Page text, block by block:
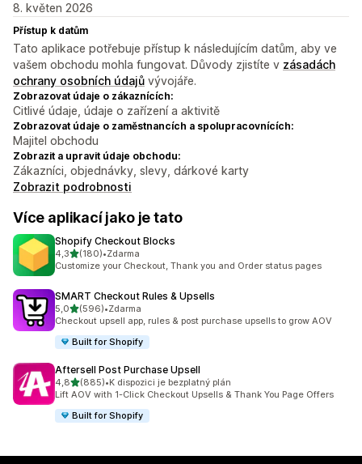
8. květen 2026
Přístup k datům
Tato aplikace potřebuje přístup k následujícím datům, aby ve
vašem obchodu mohla fungovat. Důvody zjistíte v zásadách
ochrany osobních údajů vývojáře.
Zobrazovat údaje o zákaznících:
Citlivé údaje, údaje o zařízení a aktivitě
Zobrazovat údaje o zaměstnancích a spolupracovnících:
Majitel obchodu
Zobrazit a upravit údaje obchodu:
Zákazníci, objednávky, slevy, dárkové karty
Zobrazit podrobnosti
Více aplikací jako je tato
Shopify Checkout Blocks
4,3z 5 hvězd
(180)
Celkový počet recenzí: 180
•Zdarma
Customize your Checkout, Thank you and Order status pages
SMART Checkout Rules & Upsells
5,0z 5 hvězd
(596)
Celkový počet recenzí: 596
•Zdarma
Checkout upsell app, rules & post purchase upsells to grow AOV
Built for Shopify
Aftersell Post Purchase Upsell
4,8z 5 hvězd
(885)
Celkový počet recenzí: 885
•K dispozici je bezplatný plán
Lift AOV with 1-Click Checkout Upsells & Thank You Page Offers
Built for Shopify